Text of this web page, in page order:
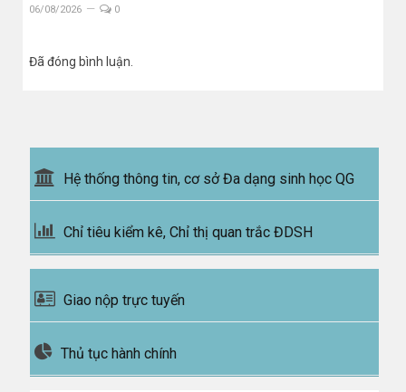
06/08/2026 0
Đã đóng bình luận.
Hệ thống thông tin, cơ sở Đa dạng sinh học QG
Chỉ tiêu kiểm kê, Chỉ thị quan trắc ĐDSH
Giao nộp trực tuyến
Thủ tục hành chính